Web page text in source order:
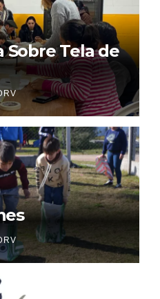
Sobre Tela de